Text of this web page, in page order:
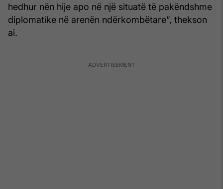
hedhur nën hije apo në një situatë të pakëndshme
diplomatike në arenën ndërkombëtare”, thekson
ai.